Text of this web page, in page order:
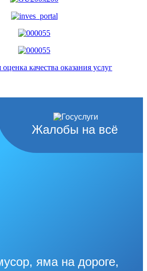
качества оказания услуг
Жалобы на всё
яма на дороге,